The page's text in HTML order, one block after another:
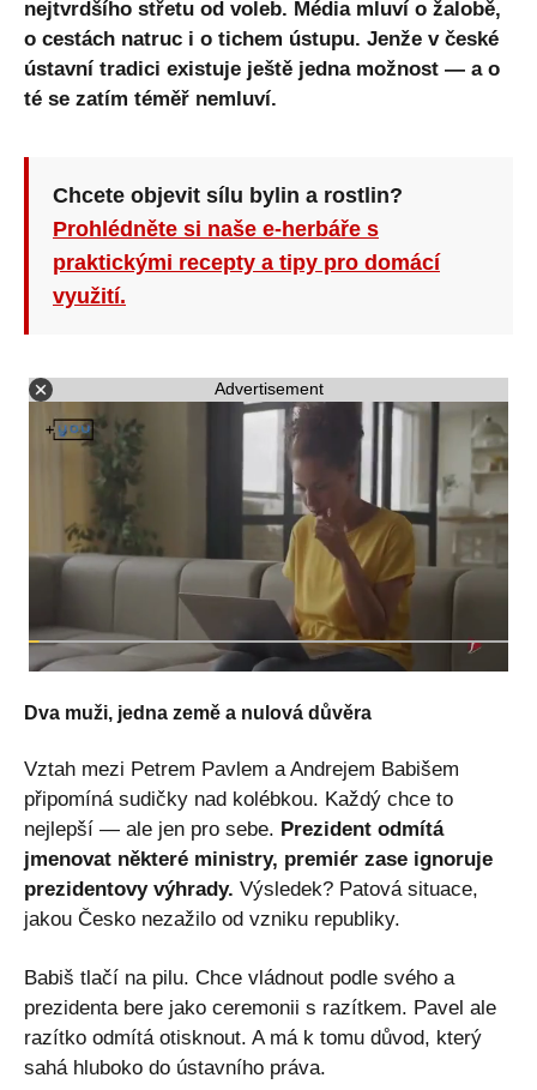
nejtvrdšího střetu od voleb. Média mluví o žalobě,
o cestách natruc i o tichem ústupu. Jenže v české
ústavní tradici existuje ještě jedna možnost — a o
té se zatím téměř nemluví.
Chcete objevit sílu bylin a rostlin?
Prohlédněte si naše e-herbáře s
praktickými recepty a tipy pro domácí
využití.
Advertisement
Dva muži, jedna země a nulová důvěra
Vztah mezi Petrem Pavlem a Andrejem Babišem
připomíná sudičky nad kolébkou. Každý chce to
nejlepší — ale jen pro sebe. Prezident odmítá
jmenovat některé ministry, premiér zase ignoruje
prezidentovy výhrady. Výsledek? Patová situace,
jakou Česko nezažilo od vzniku republiky.
Babiš tlačí na pilu. Chce vládnout podle svého a
prezidenta bere jako ceremonii s razítkem. Pavel ale
razítko odmítá otisknout. A má k tomu důvod, který
sahá hluboko do ústavního práva.